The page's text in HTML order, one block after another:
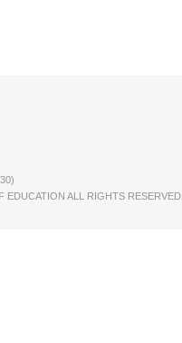
ALL RIGHTS RESERVED.